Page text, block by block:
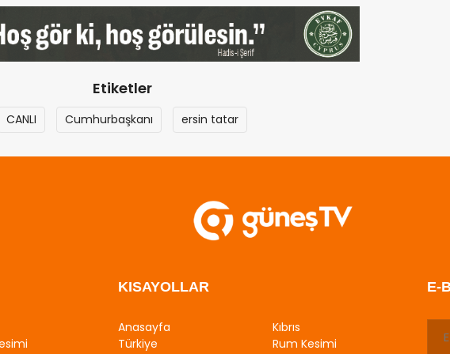
Etiketler
CANLI Cumhurbaşkanı ersin tatar
KISAYOLLAR
Anasayfa
Kıbrıs
Türkiye
Rum Kesimi
E-